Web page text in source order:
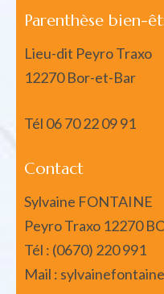
Parenthèse bien-
Lieu-dit Peyro Traxo
12270 Bor-et-Bar
Tél 06 70 22 09 91
Contact
Sylvaine FONTAINE
Peyro Traxo 12270
Tél : (0670) 220 991
Mail :